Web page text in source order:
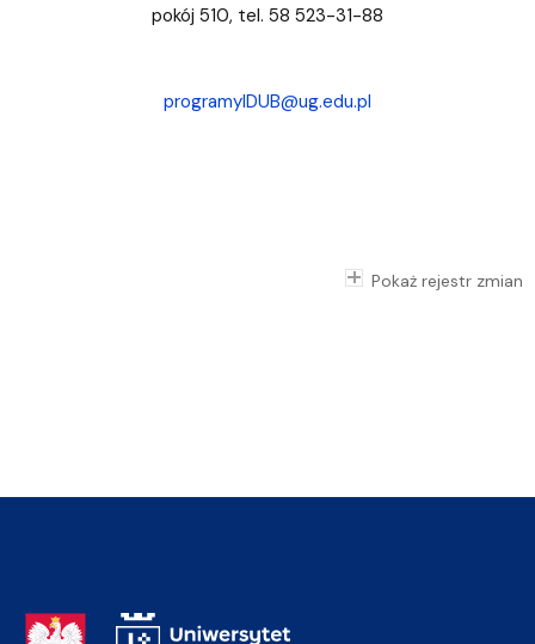
pokój 510, tel. 58 523-31-88
programyIDUB@ug.edu.pl
Pokaż rejestr zmian
Adres Rektoratu